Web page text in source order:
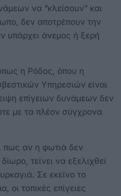
να “κλείσουν” και
δεν αποτρέπουν την
υπάρχει άνεμος ή ξερή
η Ρόδος, όπου η
Υπηρεσιών είναι
επίγειων δυνάμεων δεν
με τα πλέον σύγχρονα
πως αν η φωτιά δεν
τείνει να εξελιχθεί
Σε εκείνο το
οι τοπικές επίγειες